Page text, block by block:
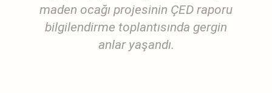
maden ocağı projesinin ÇED raporu
bilgilendirme toplantısında gergin
anlar yaşandı.